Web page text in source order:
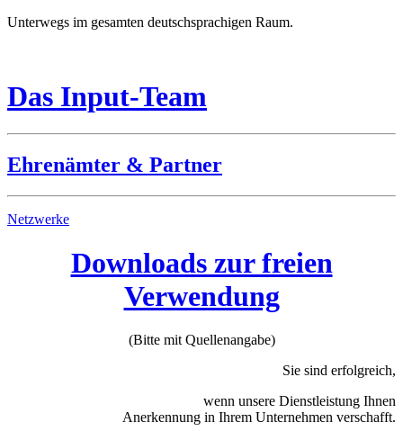
Unterwegs im gesamten deutschsprachigen Raum.
Das Input-Team
Ehrenämter & Partner
Netzwerke
Downloads zur freien
Verwendung
(Bitte mit Quellenangabe)
Sie sind erfolgreich,
wenn unsere Dienstleistung Ihnen
Anerkennung in Ihrem Unternehmen verschafft.